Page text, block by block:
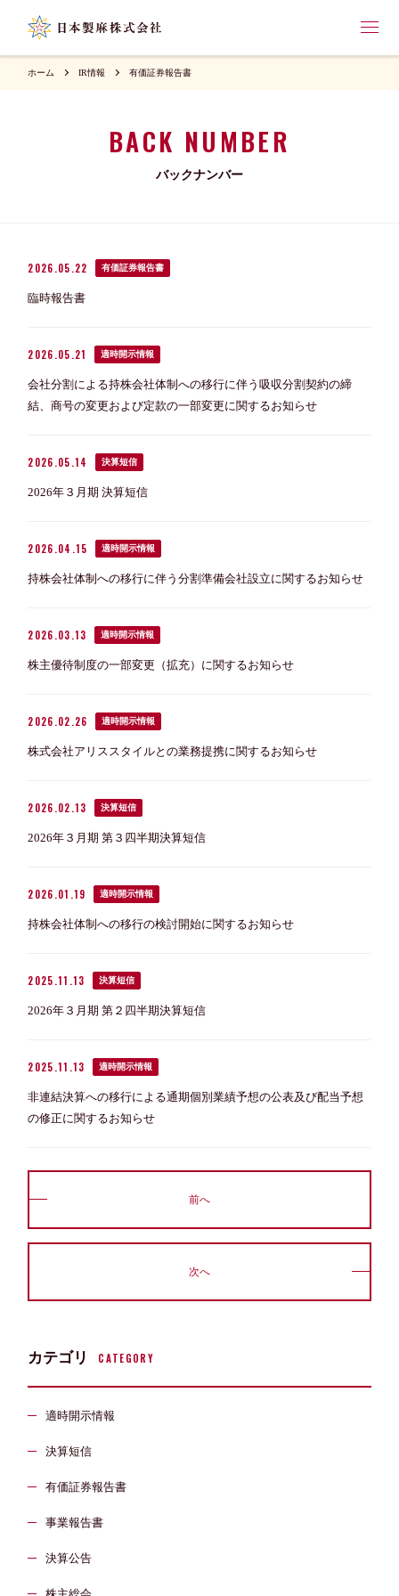
ホーム IR情報 有価証券報告書
BACK NUMBER
バックナンバー
2026.05.22 有価証券報告書
臨時報告書
2026.05.21 適時開示情報
会社分割による持株会社体制への移行に伴う吸収分割契約の締
結、商号の変更および定款の一部変更に関するお知らせ
2026.05.14 決算短信
2026年３月期 決算短信
2026.04.15 適時開示情報
持株会社体制への移行に伴う分割準備会社設立に関するお知らせ
2026.03.13 適時開示情報
株主優待制度の一部変更（拡充）に関するお知らせ
2026.02.26 適時開示情報
株式会社アリススタイルとの業務提携に関するお知らせ
2026.02.13 決算短信
2026年３月期 第３四半期決算短信
2026.01.19 適時開示情報
持株会社体制への移行の検討開始に関するお知らせ
2025.11.13 決算短信
2026年３月期 第２四半期決算短信
2025.11.13 適時開示情報
非連結決算への移行による通期個別業績予想の公表及び配当予想
の修正に関するお知らせ
前へ
次へ
カテゴリ CATEGORY
適時開示情報
決算短信
有価証券報告書
事業報告書
決算公告